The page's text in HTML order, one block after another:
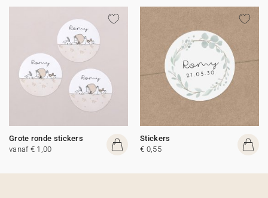
Grote ronde stickers
vanaf € 1,00
Stickers
€ 0,55